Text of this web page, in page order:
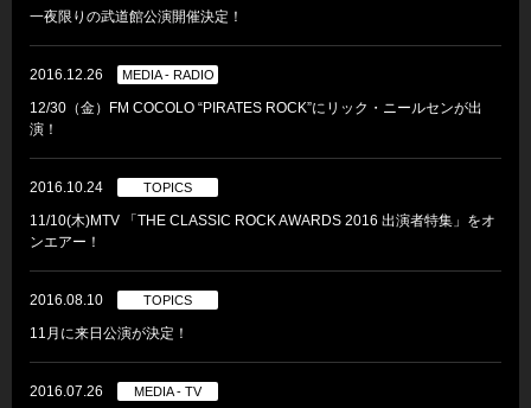
一夜限りの武道館公演開催決定！
2016.12.26 MEDIA - RADIO
12/30（金）FM COCOLO “PIRATES ROCK”にリック・ニールセンが出
演！
2016.10.24 TOPICS
11/10(木)MTV 「THE CLASSIC ROCK AWARDS 2016 出演者特集」をオ
ンエアー！
2016.08.10 TOPICS
11月に来日公演が決定！
2016.07.26 MEDIA - TV